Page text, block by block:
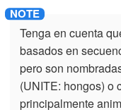
Tenga en cuenta
basados en
pero son
(UNITE: hongos) o
principalmente